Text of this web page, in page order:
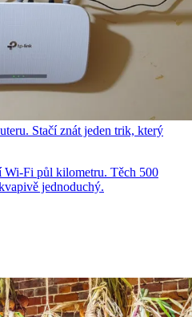
Stačí znát jeden trik, který
Wi-Fi půl kilometru. Těch 500
jednoduchý.